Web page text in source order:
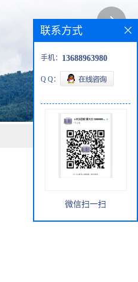
联系方式
手机： 13688963980
Q Q：
微信扫一扫